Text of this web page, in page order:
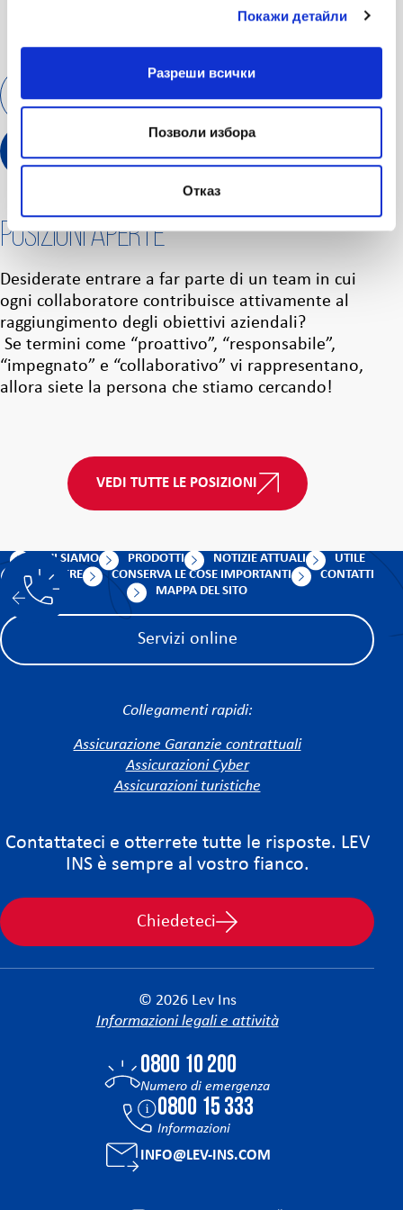
Покажи детайли
Разреши всички
Позволи избора
Отказ
0/0
Posizioni aperte
Desiderate entrare a far parte di un team in cui
ogni collaboratore contribuisce attivamente al
raggiungimento degli obiettivi aziendali?
Se termini come “proattivo”, “responsabile”,
“impegnato” e “collaborativo” vi rappresentano,
allora siete la persona che stiamo cercando!
VEDI TUTTE LE POSIZIONI
CHI SIAMO PRODOTTI NOTIZIE ATTUALI
UTILE
CARRIERE
CONSERVA LE COSE IMPORTANTI
CONTATTI
MAPPA DEL SITO
Servizi online
Collegamenti rapidi:
Assicurazione Garanzie contrattuali
Assicurazioni Cyber
Assicurazioni turistiche
Contattateci e otterrete tutte le risposte. LEV
INS è sempre al vostro fianco.
Chiedeteci
© 2026 Lev Ins
Informazioni legali e attività
0800 10 200
Numero di emergenza
0800 15 333
Informazioni
INFO@LEV-INS.COM